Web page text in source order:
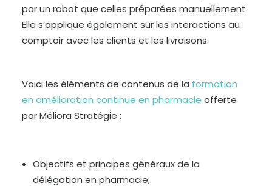
par un robot que celles préparées manuellement.
Elle s’applique également sur les interactions au
comptoir avec les clients et les livraisons.
Voici les éléments de contenus de la formation
en amélioration continue en pharmacie offerte
par Méliora Stratégie :
Objectifs et principes généraux de la
délégation en pharmacie;